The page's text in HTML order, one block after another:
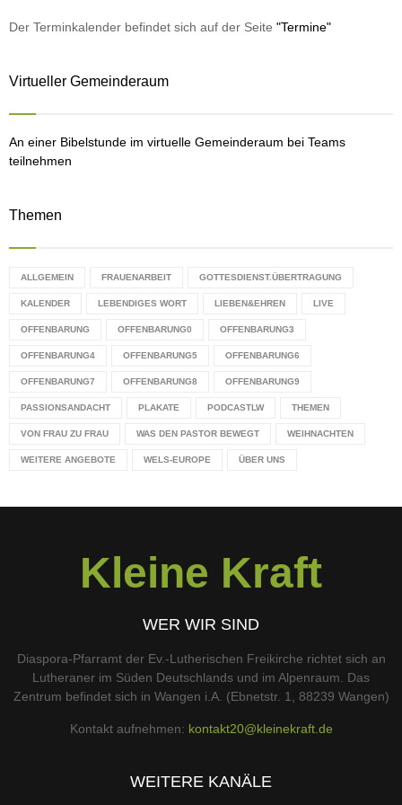
o
Der Terminkalender befindet sich auf der Seite "Termine"
Virtueller Gemeinderaum
An einer Bibelstunde im virtuelle Gemeinderaum bei Teams
teilnehmen
Themen
ALLGEMEIN FRAUENARBEIT GOTTESDIENST.ÜBERTRAGUNG
KALENDER LEBENDIGES WORT LIEBEN&EHREN LIVE
OFFENBARUNG OFFENBARUNG0 OFFENBARUNG3
OFFENBARUNG4 OFFENBARUNG5 OFFENBARUNG6
OFFENBARUNG7 OFFENBARUNG8 OFFENBARUNG9
PASSIONSANDACHT PLAKATE PODCASTLW THEMEN
VON FRAU ZU FRAU WAS DEN PASTOR BEWEGT WEIHNACHTEN
WEITERE ANGEBOTE WELS-EUROPE ÜBER UNS
Kleine Kraft
WER WIR SIND
Diaspora-Pfarramt der Ev.-Lutherischen Freikirche richtet sich an
Lutheraner im Süden Deutschlands und im Alpenraum. Das
Zentrum befindet sich in Wangen i.A. (Ebnetstr. 1, 88239 Wangen)
Kontakt aufnehmen: kontakt20@kleinekraft.de
WEITERE KANÄLE